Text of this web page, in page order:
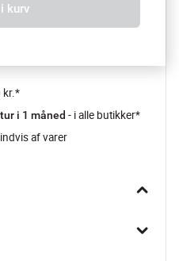
kurv
kr.*
i 1 måned - i alle butikker*
af varer
fra Creative Collection